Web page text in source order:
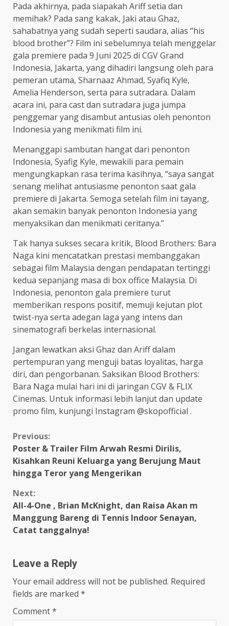
Pada akhirnya, pada siapakah Ariff setia dan
memihak? Pada sang kakak, Jaki atau Ghaz,
sahabatnya yang sudah seperti saudara, alias “his
blood brother”? Film ini sebelumnya telah menggelar
gala premiere pada 9 Juni 2025 di CGV Grand
Indonesia, Jakarta, yang dihadiri langsung oleh para
pemeran utama, Sharnaaz Ahmad, Syafiq Kyle,
Amelia Henderson, serta para sutradara. Dalam
acara ini, para cast dan sutradara juga jumpa
penggemar yang disambut antusias oleh penonton
Indonesia yang menikmati film ini.
Menanggapi sambutan hangat dari penonton
Indonesia, Syafig Kyle, mewakili para pemain
mengungkapkan rasa terima kasihnya, “saya sangat
senang melihat antusiasme penonton saat gala
premiere di Jakarta. Semoga setelah film ini tayang,
akan semakin banyak penonton Indonesia yang
menyaksikan dan menikmati ceritanya.”
Tak hanya sukses secara kritik, Blood Brothers: Bara
Naga kini mencatatkan prestasi membanggakan
sebagai film Malaysia dengan pendapatan tertinggi
kedua sepanjang masa di box office Malaysia. Di
Indonesia, penonton gala premiere turut
memberikan respons positif, memuji kejutan plot
twist-nya serta adegan laga yang intens dan
sinematografi berkelas internasional.
Jangan lewatkan aksi Ghaz dan Ariff dalam
pertempuran yang menguji batas loyalitas, harga
diri, dan pengorbanan. Saksikan Blood Brothers:
Bara Naga mulai hari ini di jaringan CGV & FLIX
Cinemas. Untuk informasi lebih lanjut dan update
promo film, kunjungi Instagram @skopofficial .
Continue
Reading
Previous:
Poster & Trailer Film Arwah Resmi Dirilis,
Kisahkan Reuni Keluarga yang Berujung Maut
hingga Teror yang Mengerikan
Next:
All-4-One , Brian McKnight, dan Raisa Akan m
Manggung Bareng di Tennis Indoor Senayan,
Catat tanggalnya!
Leave a Reply
Your email address will not be published. Required
fields are marked *
Comment*